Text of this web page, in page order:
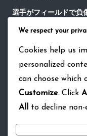
選手がフィールドで負
試合後の交流における
野球の試合における
野球におけるチーム戦
を祝う、チームワーク
We respect your
Cookies help us
personalized
can choose which
Customize. Click
All
to decline non-